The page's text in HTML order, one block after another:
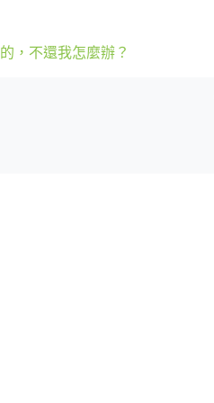
，不還我怎麼辦？